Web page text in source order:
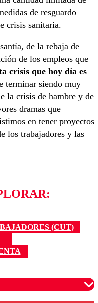
de resguardo
crisis sanitaria.
de la rebaja de
de los empleos que
crisis que hoy día es
terminar siendo muy
la crisis de hambre y de
dramas que
en tener proyectos
los trabajadores y las
(CUT)